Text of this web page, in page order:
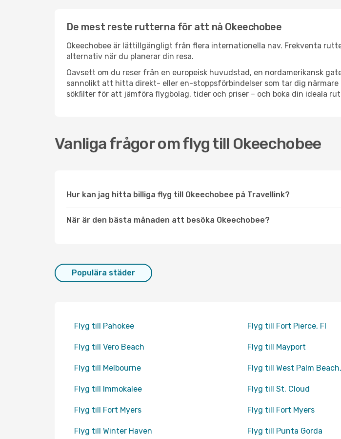
De mest reste rutterna för att nå Okeechobee
Okeechobee är lättillgängligt från flera internationella nav. Frekventa
alternativ när du planerar din resa.
Oavsett om du reser från en europeisk huvudstad, en nordamerikansk
sannolikt att hitta direkt- eller en-stoppsförbindelser som tar dig
sökfilter för att jämföra flygbolag, tider och priser – och boka din ideala
Vanliga frågor om flyg till Okeechobee
Hur kan jag hitta billiga flyg till Okeechobee på Travellink?
När är den bästa månaden att besöka Okeechobee?
Populära städer
Flyg till Pahokee Flyg till Fort Pierce, Fl
Flyg till Vero Beach Flyg till Mayport
Flyg till Melbourne Flyg till West Palm
Flyg till Immokalee Flyg till St. Cloud
Flyg till Fort Myers Flyg till Fort Myers
Flyg till Winter Haven Flyg till Punta Gorda